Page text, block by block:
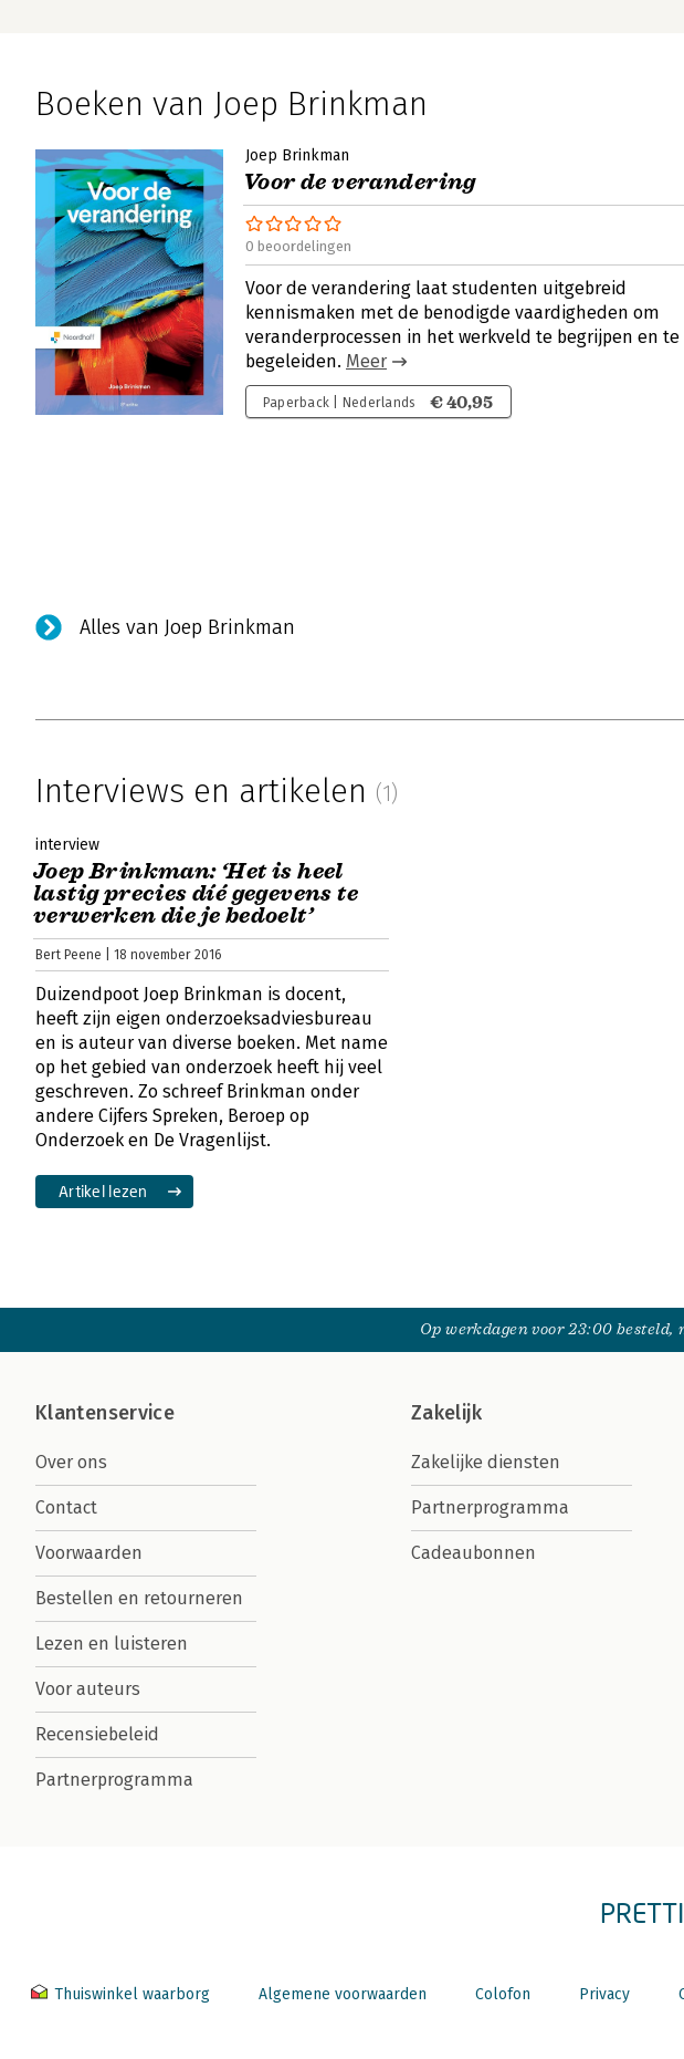
Boeken van Joep Brinkman
Joep Brinkman
Voor de verandering
0 beoordelingen
Voor de verandering laat studenten uitgebreid
kennismaken met de benodigde vaardigheden om
veranderprocessen in het werkveld te begrijpen en te
begeleiden. Meer
Paperback | Nederlands € 40,95
Alles van Joep Brinkman
Interviews en artikelen (1)
interview
Joep Brinkman: ‘Het is heel
lastig precies díé gegevens te
verwerken die je bedoelt’
Bert Peene | 18 november 2016
Duizendpoot Joep Brinkman is docent,
heeft zijn eigen onderzoeksadviesbureau
en is auteur van diverse boeken. Met name
op het gebied van onderzoek heeft hij veel
geschreven. Zo schreef Brinkman onder
andere Cijfers Spreken, Beroep op
Onderzoek en De Vragenlijst.
Artikel lezen
Op werkdagen voor 23:00 besteld,
Klantenservice
Over ons
Contact
Voorwaarden
Bestellen en retourneren
Lezen en luisteren
Voor auteurs
Recensiebeleid
Partnerprogramma
Zakelijk
Zakelijke diensten
Partnerprogramma
Cadeaubonnen
Thuiswinkel waarborg Algemene voorwaarden Colofon Privacy